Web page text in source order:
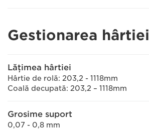
Gestionarea hârtiei
Lăţimea hârtiei
Hârtie de rolă: 203,2 - 1118mm
Coală decupată: 203,2 – 1118mm
Grosime suport
0,07 - 0,8 mm